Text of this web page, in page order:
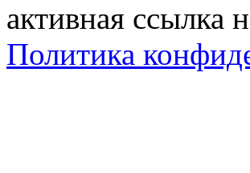
активная ссылка
Политика